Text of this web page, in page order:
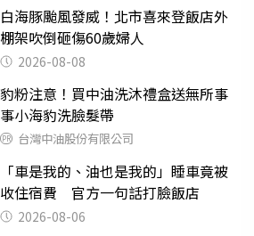
白海豚颱風發威！北市喜來登飯店外
棚架吹倒砸傷60歲婦人
2026-08-08
豹粉注意！買中油洗沐禮盒送無所事
事小海豹洗臉髮帶
台灣中油股份有限公司
「車是我的、油也是我的」睡車竟被
收住宿費 官方一句話打臉飯店
2026-08-06